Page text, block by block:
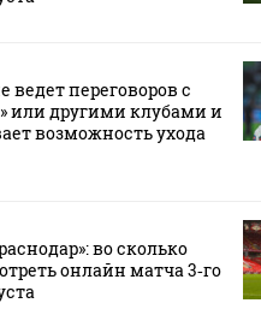
ведет переговоров с
или другими клубами и
возможность ухода
во сколько
онлайн матча 3‑го